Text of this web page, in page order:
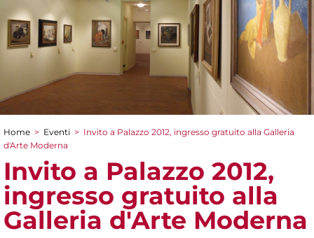
Tu sei qui
Home > Eventi > Invito a Palazzo 2012, ingresso gratuito alla Galleria
d'Arte Moderna
Invito a Palazzo 2012,
ingresso gratuito alla
Galleria d'Arte Moderna